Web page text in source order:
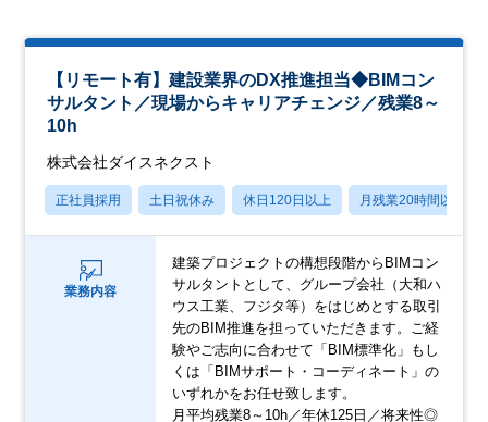
【リモート有】建設業界のDX推進担当◆BIMコン
サルタント／現場からキャリアチェンジ／残業8～
10h
株式会社ダイスネクスト
正社員採用 土日祝休み 休日120日以上 月残業20時間以内
業務内容
建築プロジェクトの構想段階からBIMコン
サルタントとして、グループ会社（大和ハ
ウス工業、フジタ等）をはじめとする取引
先のBIM推進を担っていただきます。ご経
験やご志向に合わせて「BIM標準化」もし
くは「BIMサポート・コーディネート」の
いずれかをお任せ致します。
月平均残業8～10h／年休125日／将来性◎